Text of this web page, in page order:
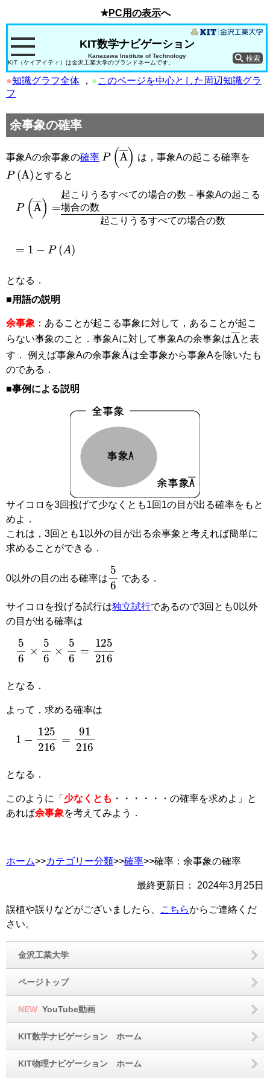
★PC用の表示へ
Kanazawa Institute of Technology
KIT数学ナビゲーション
KIT（ケイアイティ）は金沢工業大学のブランドネームです。
●知識グラフ全体 ， ● このページを中心とした周辺知識グラ
フ
余事象の確率
事象Aの余事象の確率
P( A¯)
は，事象Aの起こる確率を
P( A)
とすると
P( A¯)=
起こりうるすべての場合の数－事象Aの起こる
場合の数
起こりうるすべての場合の数
1− A)
となる．
■用語の説明
余事象 ：あることが起こる事象に対して，あることが起こ
らない事象のこと．事象Aに対して事象Aの余事象は
A¯
と表
す． 例えば事象Aの余事象
A¯
は全事象から事象Aを除いたも
のである．
■事例による説明
サイコロを3回投げて少なくとも1回1の目が出る確率をもと
めよ．
これは，3回とも1以外の目が出る余事象と考えれば簡単に
求めることができる．
0以外の目の出る確率は
56
である．
サイコロを投げる試行は独立試行であるので3回とも0以外
の目が出る確率は
56 6 = 216
となる．
よって，求める確率は
1 125216 91216
となる．
このように 「 少なくとも ・・・・・・の確率を求めよ」と
あれば余事象を考えてみよう．
ホーム>>カテゴリー分類>>確率>>確率：余事象の確率
最終更新日： 2024年3月25日
誤植や誤りなどがございましたら、 こちらからご連絡くだ
さい。
金沢工業大学
ページトップ
NEW YouTube動画
KIT数学ナビゲーション ホーム
KIT物理ナビゲーション ホーム